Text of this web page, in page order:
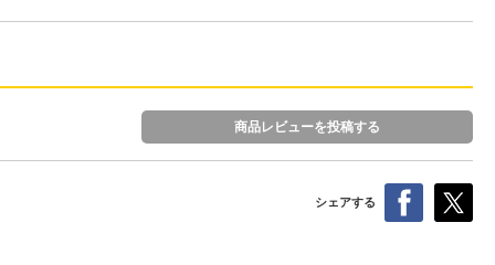
商品レビューを投稿する
シェアする